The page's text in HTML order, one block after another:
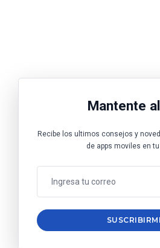
Mantente
Recibe los ultimos consejos y
de apps moviles en